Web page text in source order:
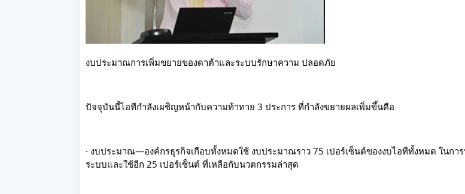
งบประมาณการเพิ่มขยายของดาต้าและระบบรักษาความ ปลอดภัย
ปัจจุบันนี้ไอทีกำลังเผชิญหน้ากับความท้าทาย 3 ประการ ที่กำลังขยายผลเพิ่มขึ้นคือ
· งบประมาณ—องค์กรธุรกิจเกือบทั้งหมดใช้ งบประมาณราว 75 เปอร์เซ็นต์ของงบไอทีทั้งหมด ในการ
ระบบและใช้อีก 25 เปอร์เซ็นต์ ที่เหลือกับนวตกรรมล่าสุด